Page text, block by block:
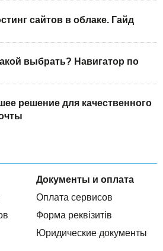
сайтов в облаке. Гайд
выбрать? Навигатор по
решение для качественного
Документы и оплата
Оплата сервисов
Форма реквізитів
Юридические документы